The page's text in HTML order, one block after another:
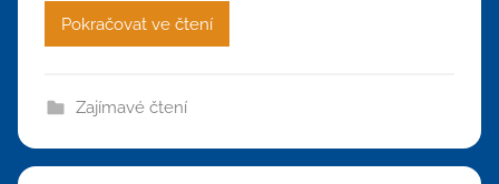
Pokračovat ve čtení
Zajímavé čtení